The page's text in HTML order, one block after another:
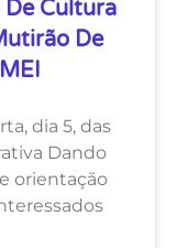
De Cultura
De
dia 5, das
Dando
orientação